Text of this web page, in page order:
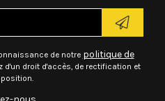
de notre politique de
d'un droit d'accès, de rectification et